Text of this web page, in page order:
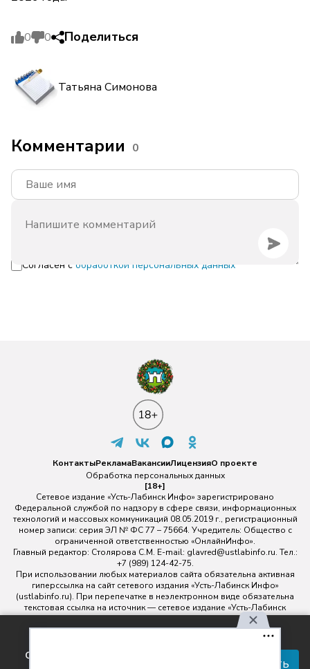
0 0 Поделиться
Татьяна Симонова
Комментарии 0
Согласен с обработкой персональных данных
соглашаетесь с правилами
Принять
КонтактыРекламаВакансииЛицензияО проекте
Обработка персональных данных
[18+]
Сетевое издание «Усть-Лабинск Инфо» зарегистрировано
Федеральной службой по надзору в сфере связи, информационных
технологий и массовых коммуникаций 08.05.2019 г., регистрационный
номер записи: серия ЭЛ № ФС 77 – 75664. Учредитель: Общество с
ограниченной ответственностью «ОнлайнИнфо».
Главный редактор: Столярова С.М. E-mail: glavred@ustlabinfo.ru. Тел.:
+7 (989) 124-42-75.
При использовании любых материалов сайта обязательна активная
гиперссылка на сайт сетевого издания «Усть-Лабинск Инфо»
(ustlabinfo.ru). При перепечатке в неэлектронном виде обязательна
текстовая ссылка на источник — сетевое издание «Усть-Лабинск
инфо».
Использование фото- и видеоматериалов без письменного
разрешения редакции сетевого издания «Усть-Лабинск Инфо» не